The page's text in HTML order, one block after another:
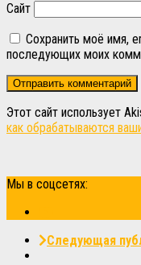
Сайт
Сохранить моё имя,
последующих моих
Этот сайт использует
как обрабатываются
Мы в соцсетях:
Следующая